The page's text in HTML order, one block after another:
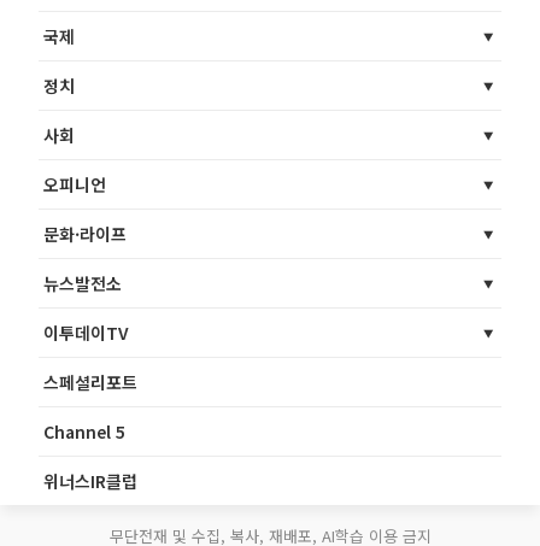
국제
정치
사회
오피니언
문화·라이프
뉴스발전소
이투데이TV
스페셜리포트
Channel 5
위너스IR클럽
무단전재 및 수집, 복사, 재배포, AI학습 이용 금지